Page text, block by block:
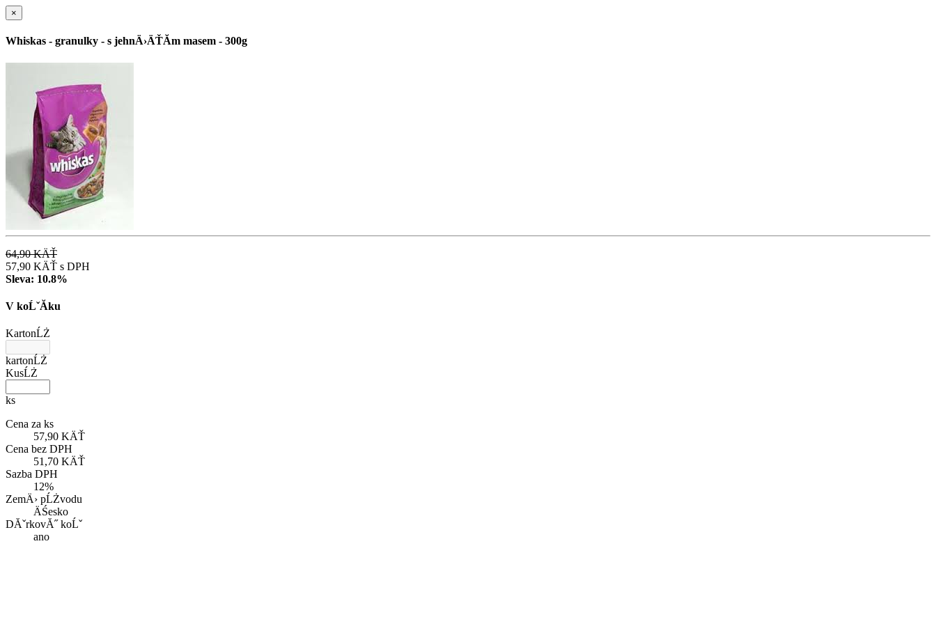
×
Whiskas - granulky - s jehnÄ›ÄŤĂ­m masem - 300g
64,90 KÄŤ
57,90 KÄŤ s DPH
Sleva: 10.8%
V koĹˇĂ­ku
KartonĹŻ
kartonĹŻ
KusĹŻ
ks
Cena za ks
57,90 KÄŤ
Cena bez DPH
51,70 KÄŤ
Sazba DPH
12%
ZemÄ› pĹŻvodu
ÄŚesko
DĂˇrkovĂ˝ koĹˇ
ano